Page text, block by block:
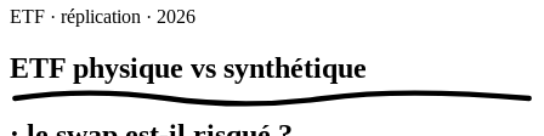
ETF · réplication · 2026
ETF physique vs synthétique